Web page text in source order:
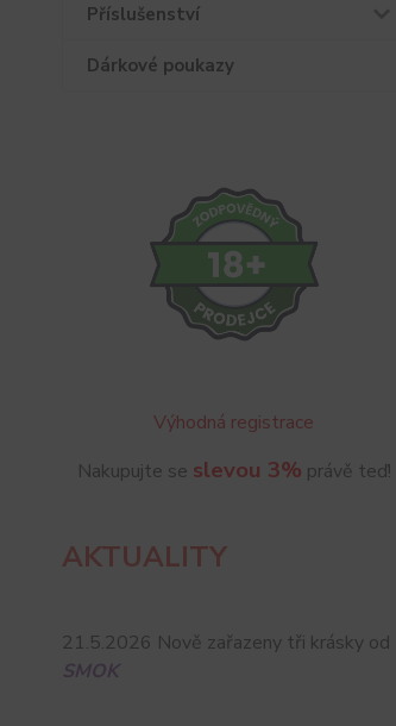
Příslušenství
Dárkové poukazy
Výhodná registrace
Nakupujte se slevou 3% právě teď!
AKTUALITY
21.5.2026 Nově zařazeny tři krásky od
SMOK